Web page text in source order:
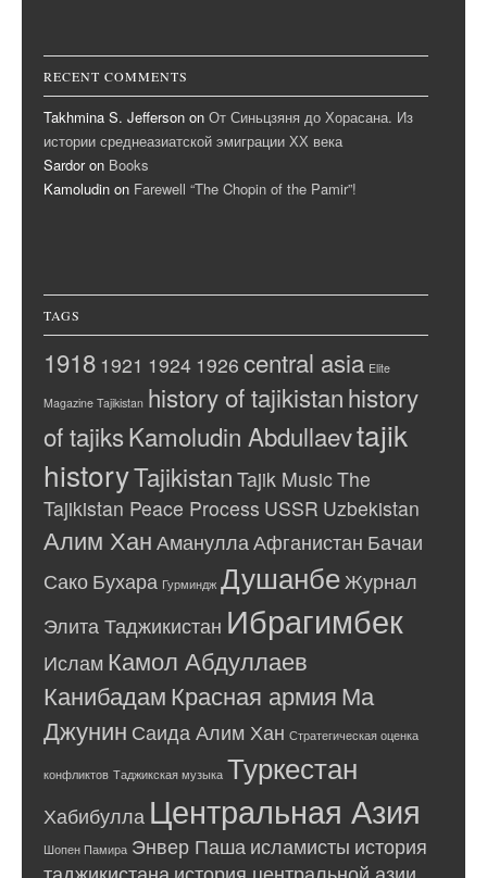
RECENT COMMENTS
Takhmina S. Jefferson on От Синьцзяня до Хорасана. Из
истории среднеазиатской эмиграции ХХ века
Sardoron Books
Kamoludin on Farewell “The Chopin of the Pamir”!
TAGS
1918 1921 1924 1926 central asia Elite
Magazine Tajikistan history of tajikistanhistory
of tajiksKamoludin Abdullaevtajik
historyTajikistan Tajik MusicThe
Tajikistan Peace Process USSR Uzbekistan
Алим Хан Аманулла Афганистан Бачаи
Сако Бухара Гурминдж Душанбе Журнал
Элита Таджикистан Ибрагимбек
Ислам Камол Абдуллаев
КанибадамКрасная армияМа
Джунин Саида Алим Хан Стратегическая оценка
конфликтов Таджикская музыка Туркестан
Хабибулла Центральная Азия
Шопен Памира Энвер Паша исламисты история